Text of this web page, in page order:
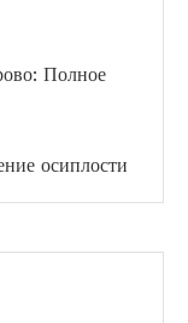
Полное
осиплости